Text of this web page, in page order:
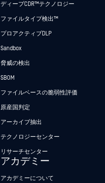
ディープCDR™テクノロジー
ファイルタイプ検出™
プロアクティブDLP
Sandbox
脅威の検出
SBOM
ファイルベースの脆弱性評価
原産国判定
アーカイブ抽出
テクノロジーセンター
リサーチセンター
アカデミー
アカデミーについて